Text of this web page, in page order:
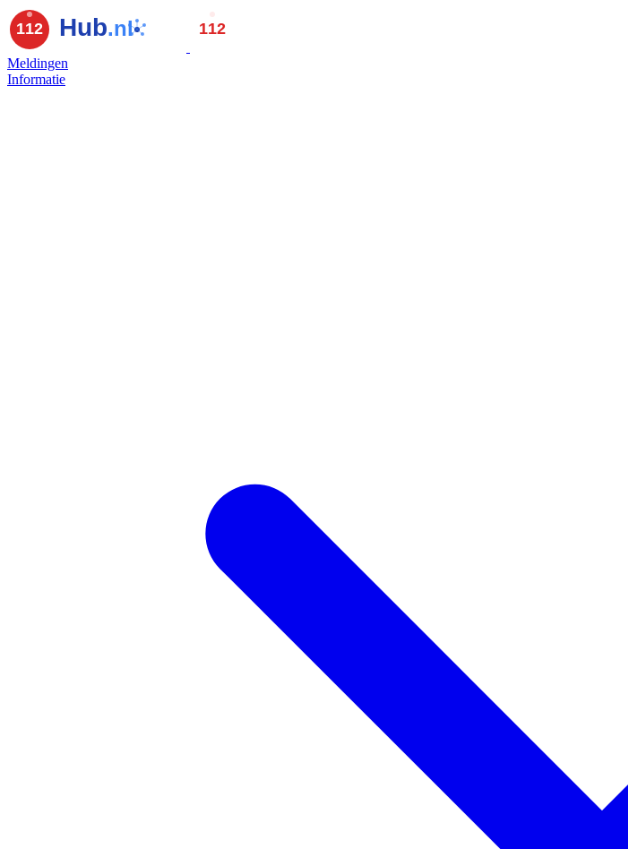
Meldingen
Informatie